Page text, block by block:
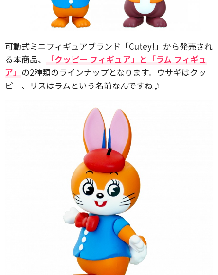
可動式ミニフィギュアブランド「Cutey!」から発売され
る本商品、
「クッピー フィギュア」と「ラム フィギュ
ア」 の2種類のラインナップとなります。ウサギはクッ
ピー、リスはラムという名前なんですね♪